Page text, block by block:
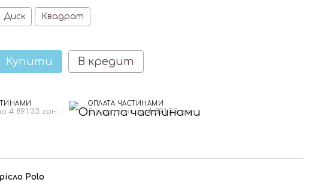
Диск Квадрат
Купити В кредит
4 891.33 грн
ОПЛАТА ЧАСТИНАМИ
3 платежі по 4 891.33 грн
Polo